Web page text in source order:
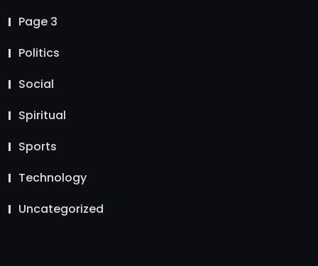
Page 3
Politics
Social
Spiritual
Sports
Technology
Uncategorized